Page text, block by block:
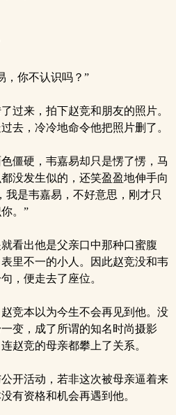
，你不认识吗？”
过来，拍下赵竞和朋友的照片。
去，冷冷地命令他把照片删了。
僵硬，韦嘉易却只是愣了愣，马
没发生似的，还笑盈盈地伸手向
我是韦嘉易，不好意思，刚才只
。”
看出他是父亲口中那种口蜜腹
里不一的小人。因此赵竞没和韦
，便走去了座位。
竞本以为今生不会再见到他。没
变，成了所谓的知名时尚摄影
赵竞的母亲都攀上了关系。
开活动，若非这次被母亲逼着来
有资格和机会再遇到他。